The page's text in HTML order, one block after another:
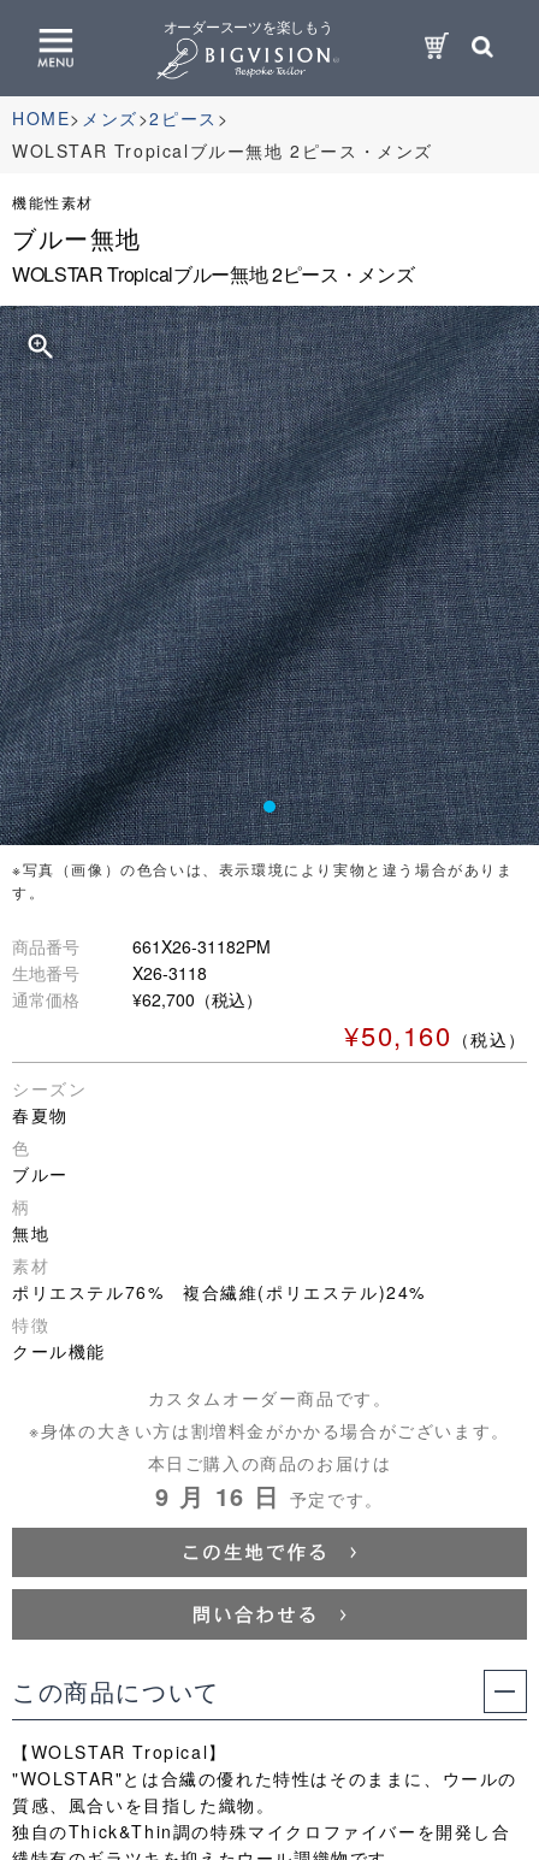
オーダースーツを楽しもう
HOME メンズ 2ピース
WOLSTAR Tropicalブルー無地 2ピース・メンズ
機能性素材
ブルー無地
WOLSTAR Tropicalブルー無地 2ピース・メンズ
zoom_in
※写真（画像）の色合いは、表示環境により実物と違う場合がありま
す。
商品番号
661X26-31182PM
生地番号
X26-3118
通常価格
¥62,700（税込）
¥50,160 （税込）
シーズン
春夏物
色
ブルー
柄
無地
素材
ポリエステル76% 複合繊維(ポリエステル)24%
特徴
クール機能
カスタムオーダー商品です。
※身体の大きい方は割増料金がかかる場合がございます。
本日ご購入の商品のお届けは
9 月 16 日 予定です。
この商品について
【WOLSTAR Tropical】
"WOLSTAR"とは合繊の優れた特性はそのままに、ウールの
質感、風合いを目指した織物。
独自のThick&Thin調の特殊マイクロファイバーを開発し合